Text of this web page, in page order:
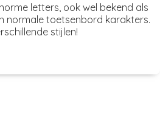
letters, ook wel bekend als
normale toetsenbord karakters.
stijlen!